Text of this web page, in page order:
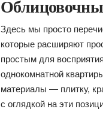
Здесь мы просто
которые расширяют
простым для
однокомнатной
материалы — плитку,
с оглядкой на эти